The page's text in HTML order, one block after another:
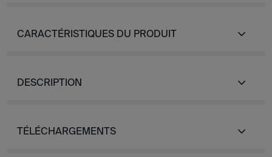
CARACTÉRISTIQUES DU PRODUIT
DESCRIPTION
TÉLÉCHARGEMENTS